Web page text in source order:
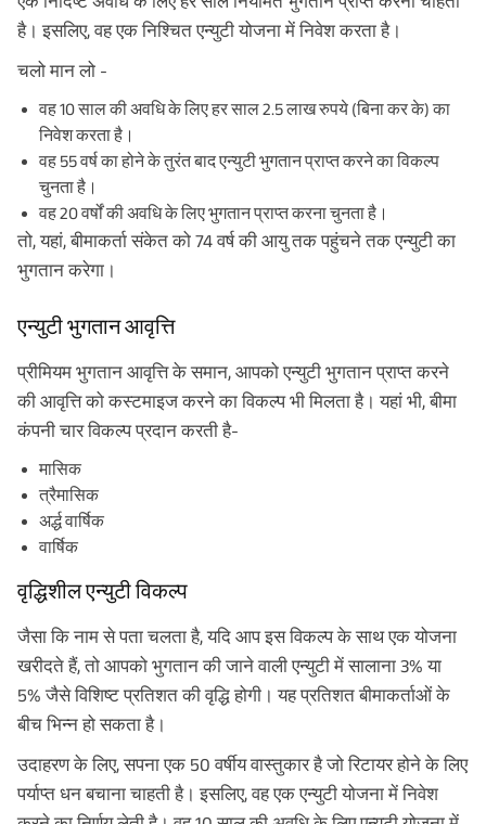
है। इसलिए, वह एक निश्चित एन्युटी योजना में निवेश करता है।
चलो मान लो -
वह 10 साल की अवधि के लिए हर साल 2.5 लाख रुपये (बिना कर के) का
निवेश करता है।
वह 55 वर्ष का होने के तुरंत बाद एन्युटी भुगतान प्राप्त करने का विकल्प
चुनता है।
वह 20 वर्षों की अवधि के लिए भुगतान प्राप्त करना चुनता है।
तो, यहां, बीमाकर्ता संकेत को 74 वर्ष की आयु तक पहुंचने तक एन्युटी का
भुगतान करेगा।
एन्युटी भुगतान आवृत्ति
प्रीमियम भुगतान आवृत्ति के समान, आपको एन्युटी भुगतान प्राप्त करने
की आवृत्ति को कस्टमाइज करने का विकल्प भी मिलता है। यहां भी, बीमा
कंपनी चार विकल्प प्रदान करती है-
मासिक
त्रैमासिक
अर्द्ध वार्षिक
वार्षिक
वृद्धिशील एन्युटी विकल्प
जैसा कि नाम से पता चलता है, यदि आप इस विकल्प के साथ एक योजना
खरीदते हैं, तो आपको भुगतान की जाने वाली एन्युटी में सालाना 3% या
5% जैसे विशिष्ट प्रतिशत की वृद्धि होगी। यह प्रतिशत बीमाकर्ताओं के
बीच भिन्न हो सकता है।
उदाहरण के लिए, सपना एक 50 वर्षीय वास्तुकार है जो रिटायर होने के लिए
पर्याप्त धन बचाना चाहती है। इसलिए, वह एक एन्युटी योजना में निवेश